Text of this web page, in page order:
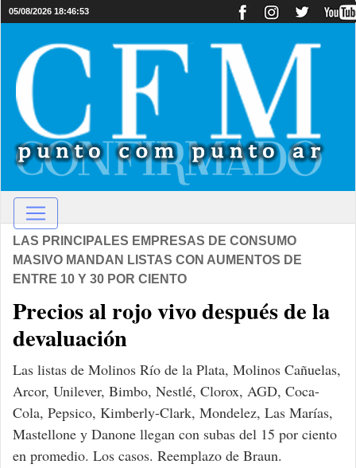
05/08/2026 18:46:53
LAS PRINCIPALES EMPRESAS DE CONSUMO
MASIVO MANDAN LISTAS CON AUMENTOS DE
ENTRE 10 Y 30 POR CIENTO
Precios al rojo vivo después de la
devaluación
Las listas de Molinos Río de la Plata, Molinos Cañuelas,
Arcor, Unilever, Bimbo, Nestlé, Clorox, AGD, Coca-
Cola, Pepsico, Kimberly-Clark, Mondelez, Las Marías,
Mastellone y Danone llegan con subas del 15 por ciento
en promedio. Los casos. Reemplazo de Braun.